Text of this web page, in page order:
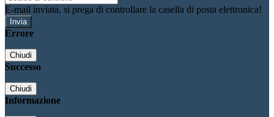
E-mail inviata, si prega di controllare la casella di posta elettronica!
Errore
Chiudi
Successo
Chiudi
Informazione